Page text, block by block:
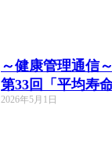
～健康管理通信～
第33回「平均寿
2026年5月1日